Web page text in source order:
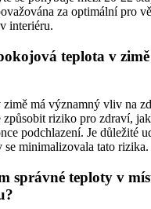
za optimální pro
interiéru.
teplota v
zimě má významný vliv na
způsobit riziko pro zdraví,
podchlazení. Je důležité
se minimalizovala tato rizika.
správné teploty v